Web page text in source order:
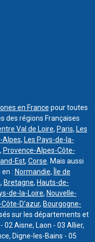
en France pour toutes
des régions Françaises
Val de Loire, Paris, Les
Alpes, Les Pays-de-la-
, Provence-Alpes-Côte-
Est, Corse. Mais aussi
: Normandie,
Île de
, Bretagne, Hauts-de-
de-la-Loire, Nouvelle-
D’azur, Bourgogne-
sur les départements et
Aisne, Laon - 03 Allier,
Digne-les-Bains - 05